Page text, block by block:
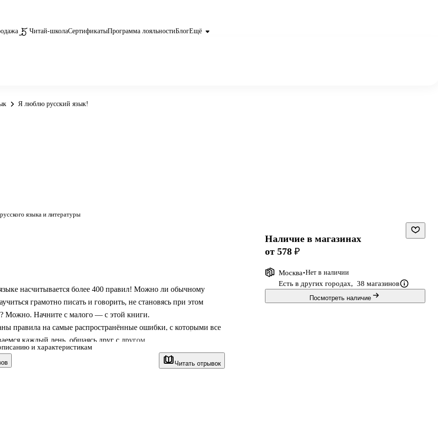
Читай-школаСертификатыПрограмма лояльностиБлогЕщё
Я люблю русский язык!
Читать отрывок
языка и литературы
насчитывается более 400 правил! Можно ли обычному
грамотно писать и говорить, не становясь при этом
Можно. Начните с малого — с этой книги.
правила на самые распространённые ошибки, с которыми все
каждый день, общаясь друг с другом.
вам осмыслить эти правила и запомнить их:
красочные схемы,
и характеристикам
Наличие в магазинах
от 578 ₽
Москва Нет в наличии
Есть в других городах, 38 магазинов
Посмотреть наличие